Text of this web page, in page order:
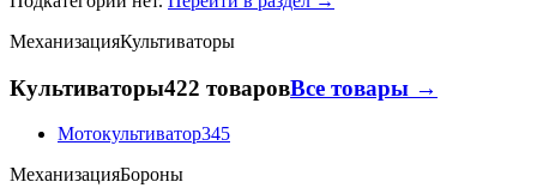
МеханизацияКультиваторы
Культиваторы422 товаровВсе товары →
Мотокультиватор345
МеханизацияБороны